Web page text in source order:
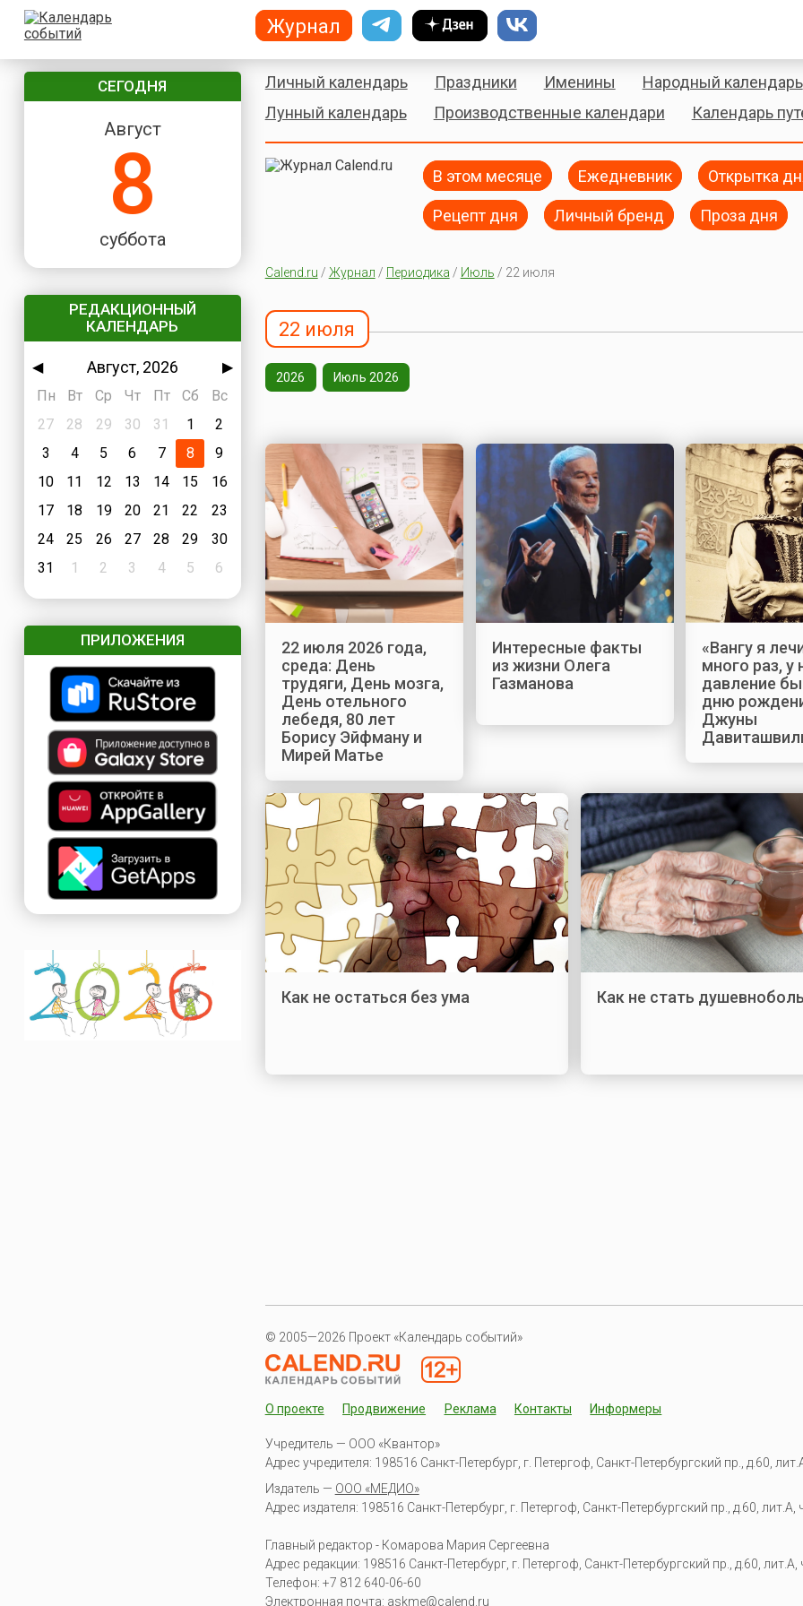
СЕГОДНЯ
Август
8
суббота
РЕДАКЦИОННЫЙ
КАЛЕНДАРЬ
◀ Август, 2026
▶
Пн
Вт Ср Чт Пт Сб
Вс
27
28 29 30 31 1
2
3
4 5 6 7 8
9
10
11 12 13 14 15
16
17
18 19 20 21 22
23
24
25 26 27 28 29
30
31
1 2 3 4 5 6
ПРИЛОЖЕНИЯ
Личный календарь Праздники Именины
Народный календарь
Лунный календарь
Производственные календари Календарь
В этом месяце Ежедневник Открытка
Рецепт дня Личный бренд Проза дня
Calend.ru / Журнал / Периодика / Июль / 22 июля
22 июля
2026 Июль 2026
22 июля 2026 года,
среда: День
трудяги, День мозга,
День отельного
лебедя, 80 лет
Борису Эйфману и
Мирей Матье
Интересные факты
из жизни Олега
Газманова
«Вангу я
много раз, у
давление
дню
Джуны
Как не остаться без ума Как не стать
© 2005—2026 Проект «Календарь событий»
О проекте Продвижение Реклама Контакты Информеры
Учредитель — ООО «Квантор»
Адрес учредителя: 198516 Санкт-Петербург, г. Петергоф, Санкт-Петербургский пр., д.60,
Издатель — ООО «МЕДИО»
Адрес издателя: 198516 Санкт-Петербург, г. Петергоф, Санкт-Петербургский пр., д.60,
Главный редактор - Комарова Мария Сергеевна
Адрес редакции: 198516 Санкт-Петербург, г. Петергоф, Санкт-Петербургский пр., д.60,
Телефон: +7 812 640-06-60
Электронная почта: askme@calend.ru
Журнал